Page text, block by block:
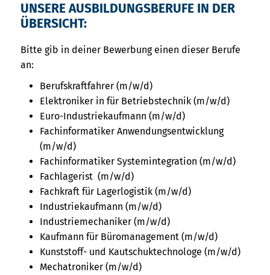
UNSERE AUSBILDUNGSBERUFE IN DER
ÜBERSICHT:
Bitte gib in deiner Bewerbung einen dieser Berufe
an:
Berufskraftfahrer (m/w/d)
Elektroniker in für Betriebstechnik (m/w/d)
Euro-Industriekaufmann (m/w/d)
Fachinformatiker Anwendungsentwicklung
(m/w/d)
Fachinformatiker Systemintegration (m/w/d)
Fachlagerist (m/w/d)
Fachkraft für Lagerlogistik (m/w/d)
Industriekaufmann (m/w/d)
Industriemechaniker (m/w/d)
Kaufmann für Büromanagement (m/w/d)
Kunststoff- und Kautschuktechnologe (m/w/d)
Mechatroniker (m/w/d)